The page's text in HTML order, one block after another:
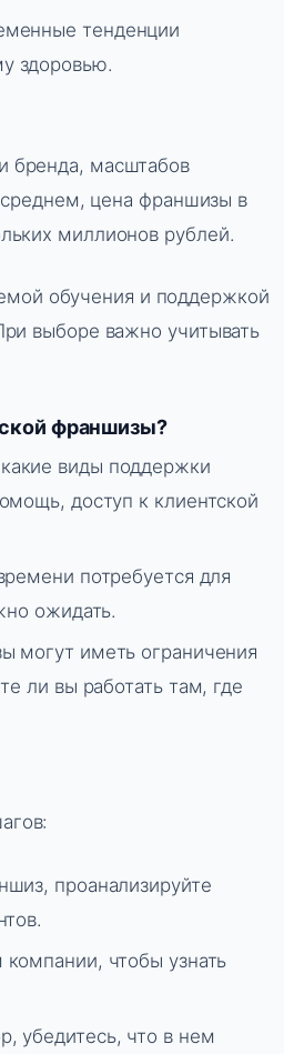
тенденции
здоровью.
бренда, масштабов
среднем, цена франшизы в
миллионов рублей.
обучения и поддержкой
выборе важно учитывать
франшизы?
виды поддержки
доступ к клиентской
потребуется для
ожидать.
могут иметь ограничения
ли вы работать там, где
проанализируйте
компании, чтобы узнать
убедитесь, что в нем